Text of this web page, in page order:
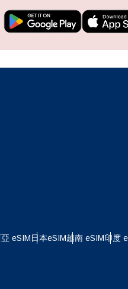
supports eSIM
details that you can
eSIM日本eSIM越南 eSIM印度
冊